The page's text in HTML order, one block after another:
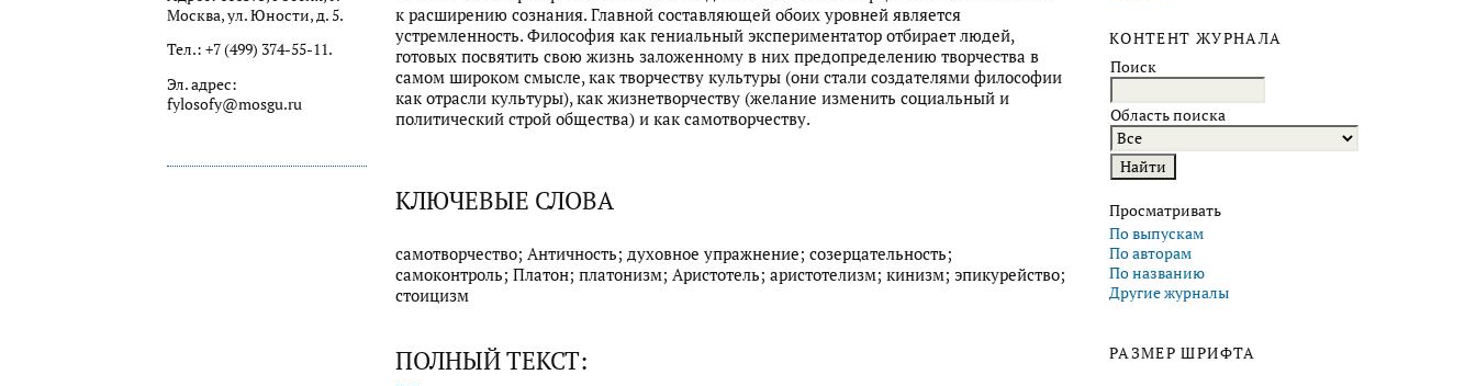
Москва, ул. Юности, д. 5.
Тел.: +7 (499) 374-55-11.
Эл. адрес:
fylosofy@mosgu.ru
КОНТЕНТ ЖУРНАЛА
Поиск
Область поиска
Просматривать
По выпускам
По авторам
По названию
Другие журналы
РАЗМЕР ШРИФТА
к расширению сознания. Главной составляющей обоих уровней является
устремленность. Философия как гениальный экспериментатор отбирает людей,
готовых посвятить свою жизнь заложенному в них предопределению творчества в
самом широком смысле, как творчеству культуры (они стали создателями философии
как отрасли культуры), как жизнетворчеству (желание изменить социальный и
политический строй общества) и как самотворчеству.
КЛЮЧЕВЫЕ СЛОВА
самотворчество; Античность; духовное упражнение; созерцательность;
самоконтроль; Платон; платонизм; Аристотель; аристотелизм; кинизм; эпикурейство;
стоицизм
ПОЛНЫЙ ТЕКСТ: